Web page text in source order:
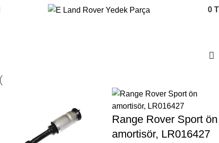
0
Range Rover Sport ön
amortisör, LR016427